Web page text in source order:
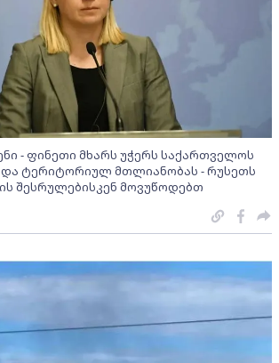
- ფინეთი მხარს უჭერს საქართველოს
და ტერიტორიულ მთლიანობას - რუსეთს
შესრულებისკენ მოვუწოდებთ